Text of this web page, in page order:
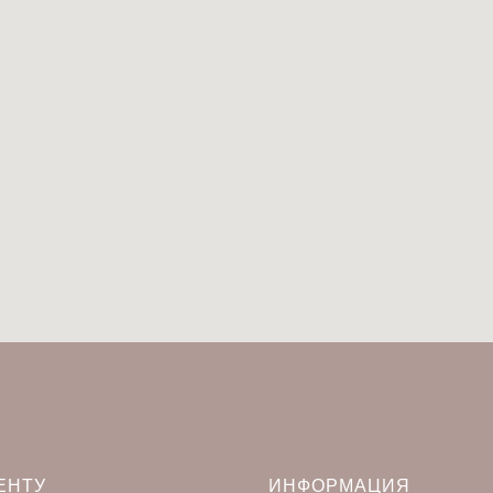
ИНФОРМАЦИЯ